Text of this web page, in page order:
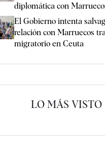
diplomática con
El Gobierno intenta
relación con Marruecos
migratorio en Ceuta
LO MÁS VISTO